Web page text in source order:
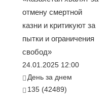
отмену смертной
казни и критикуют за
пытки и ограничения
свобод»
24.01.2025 12:00
День за днем
135 (42489)